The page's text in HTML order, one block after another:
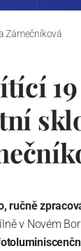
Zámečníková
ručně
v Novém